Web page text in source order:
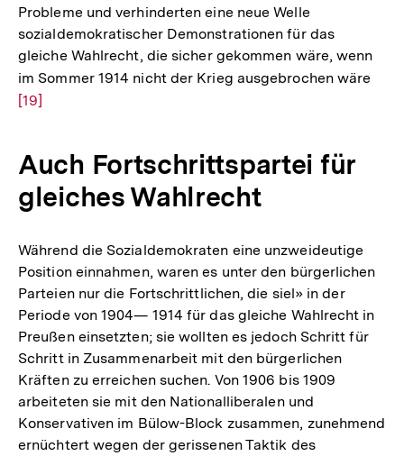
Probleme und verhinderten eine neue Welle
sozialdemokratischer Demonstrationen für das
gleiche Wahlrecht, die sicher gekommen wäre, wenn
im Sommer 1914 nicht der Krieg ausgebrochen wäre
[19]
Auch Fortschrittspartei für
gleiches Wahlrecht
Während die Sozialdemokraten eine unzweideutige
Position einnahmen, waren es unter den bürgerlichen
Parteien nur die Fortschrittlichen, die siel» in der
Periode von 1904— 1914 für das gleiche Wahlrecht in
Preußen einsetzten; sie wollten es jedoch Schritt für
Schritt in Zusammenarbeit mit den bürgerlichen
Kräften zu erreichen suchen. Von 1906 bis 1909
arbeiteten sie mit den Nationalliberalen und
Konservativen im Bülow-Block zusammen, zunehmend
ernüchtert wegen der gerissenen Taktik des